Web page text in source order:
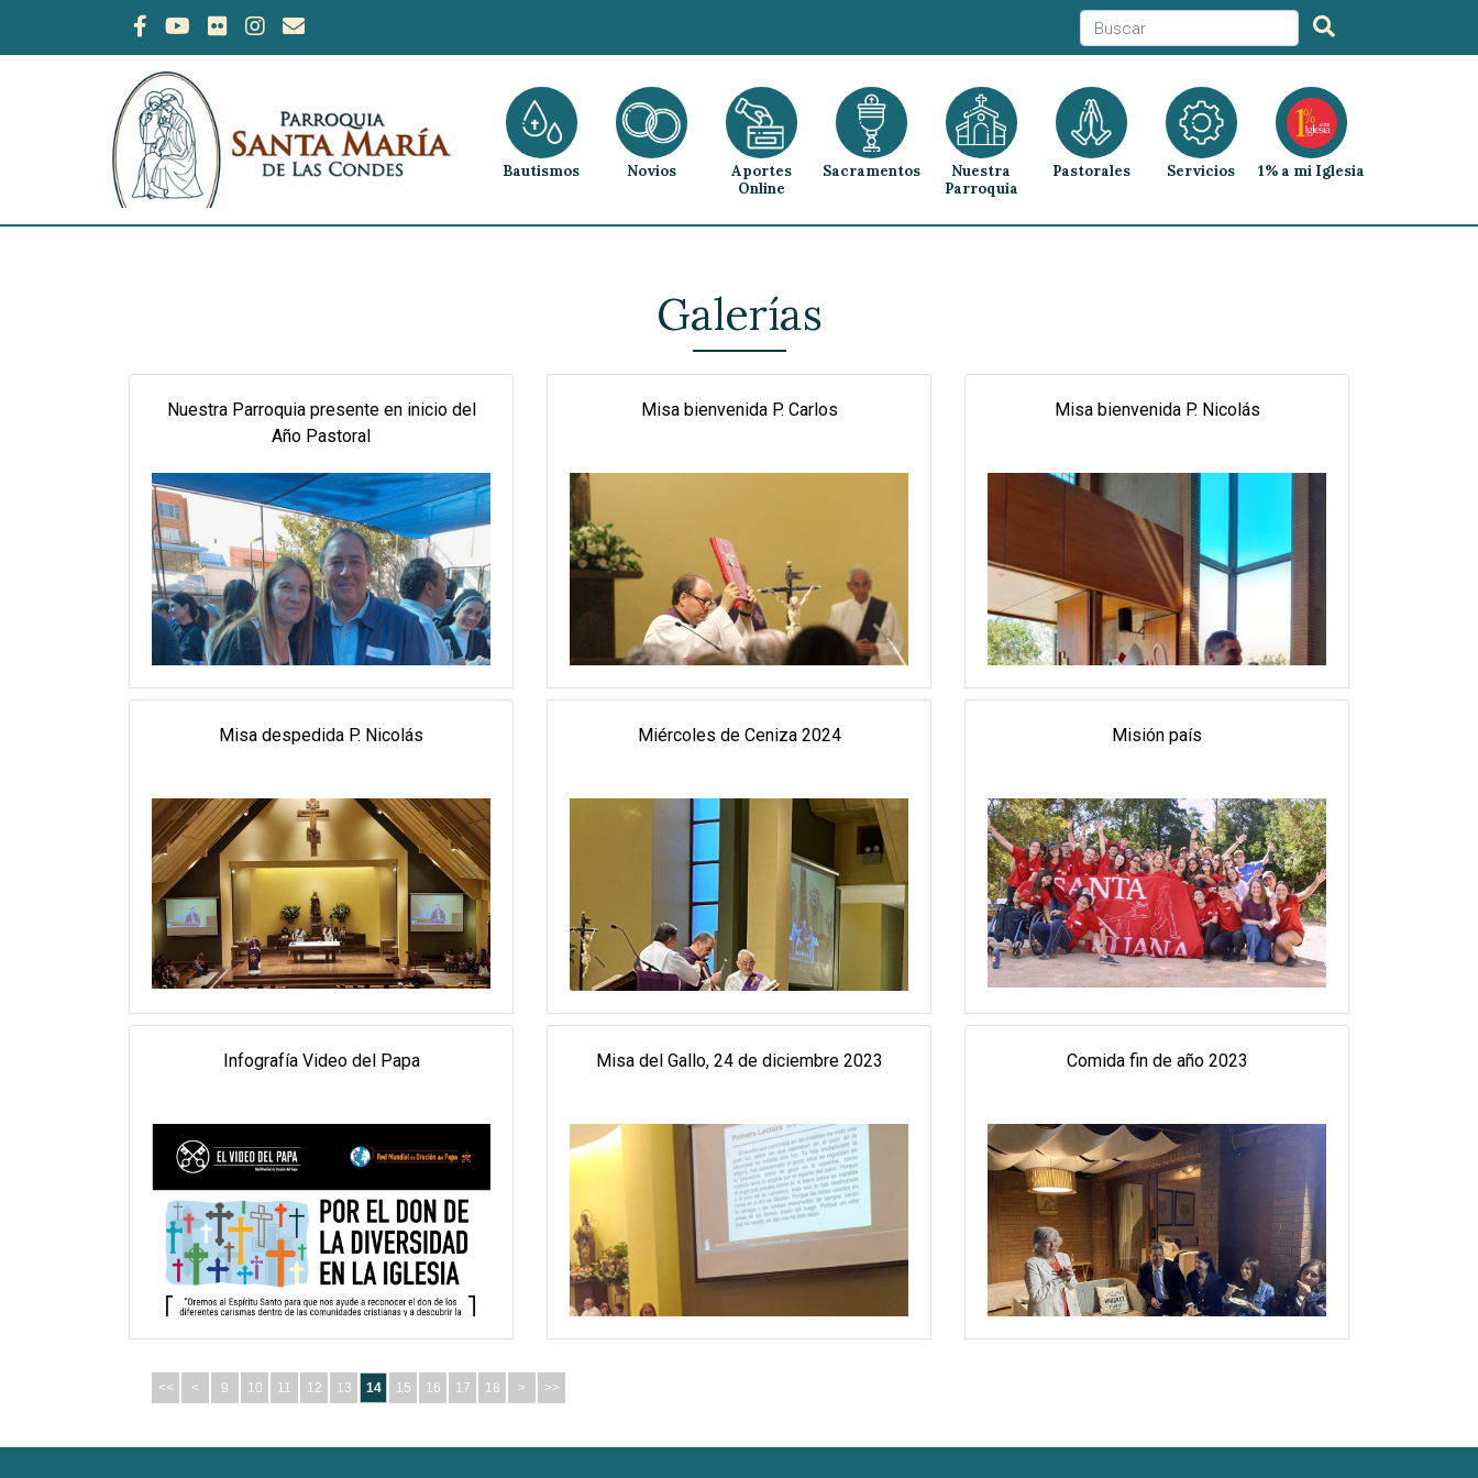
Bautismos Novios
Aportes
Online
Sacramentos
Nuestra
Parroquia
Pastorales Servicios 1% a mi Iglesia
Galerías
Nuestra Parroquia presente en inicio del
Año Pastoral
Misa bienvenida P. Carlos Misa bienvenida P. Nicolás
Misa despedida P. Nicolás Miércoles de Ceniza 2024 Misión país
Infografía Video del Papa Misa del Gallo, 24 de diciembre 2023 Comida fin de año 2023
<< < 9 10 11 12 13 14 15 16 17 18 > >>